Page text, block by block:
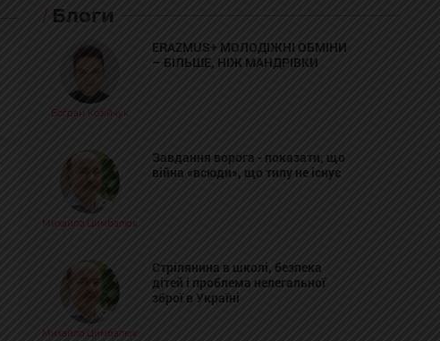
Блоги
Богдан Козійчук
ERAZMUS+ МОЛОДІЖНІ ОБМІНИ
– БІЛЬШЕ, НІЖ МАНДРІВКИ
Михайло Цимбалюк
Завдання ворога - показати, що
війна «всюди», що тилу не існує
Михайло Цимбалюк
Стрілянина в школі, безпека
дітей і проблема нелегальної
зброї в Україні